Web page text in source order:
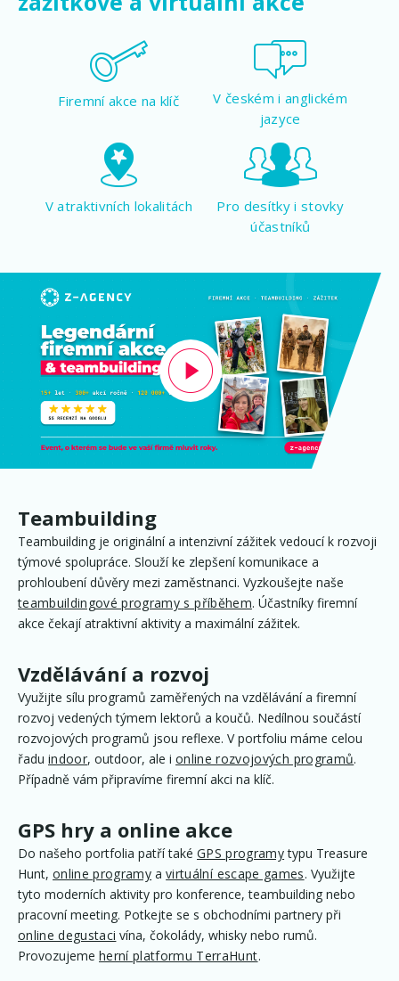
Firemní akce na klíč
V českém i anglickém
jazyce
V atraktivních lokalitách
Pro desítky i stovky
účastníků
Teambuilding
Teambuilding je originální a intenzivní zážitek vedoucí k rozvoji
týmové spolupráce. Slouží ke zlepšení komunikace a
prohloubení důvěry mezi zaměstnanci. Vyzkoušejte naše
teambuildingové programy s příběhem. Účastníky firemní
akce čekají atraktivní aktivity a maximální zážitek.
Vzdělávání a rozvoj
Využijte sílu programů zaměřených na vzdělávání a firemní
rozvoj vedených týmem lektorů a koučů. Nedílnou součástí
rozvojových programů jsou reflexe. V portfoliu máme celou
řadu indoor, outdoor, ale ionline rozvojových programů.
Případně vám připravíme firemní akci na klíč.
GPS hry a online akce
Do našeho portfolia patří také GPS programytypu Treasure
Hunt, online programy avirtuální escape games. Využijte
tyto moderních aktivity pro konference, teambuilding nebo
pracovní meeting. Potkejte se s obchodními partnery při
online degustaci vína, čokolády, whisky nebo rumů.
Provozujeme herní platformu TerraHunt.